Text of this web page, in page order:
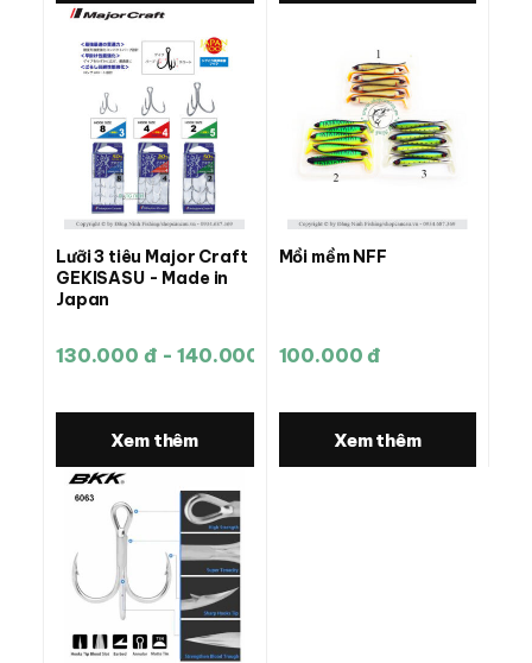
Lưỡi 3 tiêu Major Craft
GEKISASU - Made in
Japan
130.000 đ - 140.000 đ
Xem thêm
Mồi mềm NFF
100.000 đ
Xem thêm